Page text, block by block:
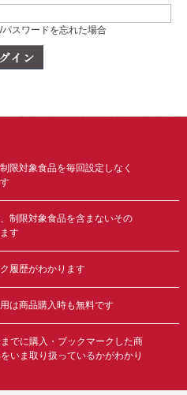
スワードを忘れた場合
限対象食品を毎回設定しなく
制限対象食品を含まないその
す
履歴がわかります
は商品購入時も無料です
でに購入・ブックマークした商
いま取り扱っているかがわかり